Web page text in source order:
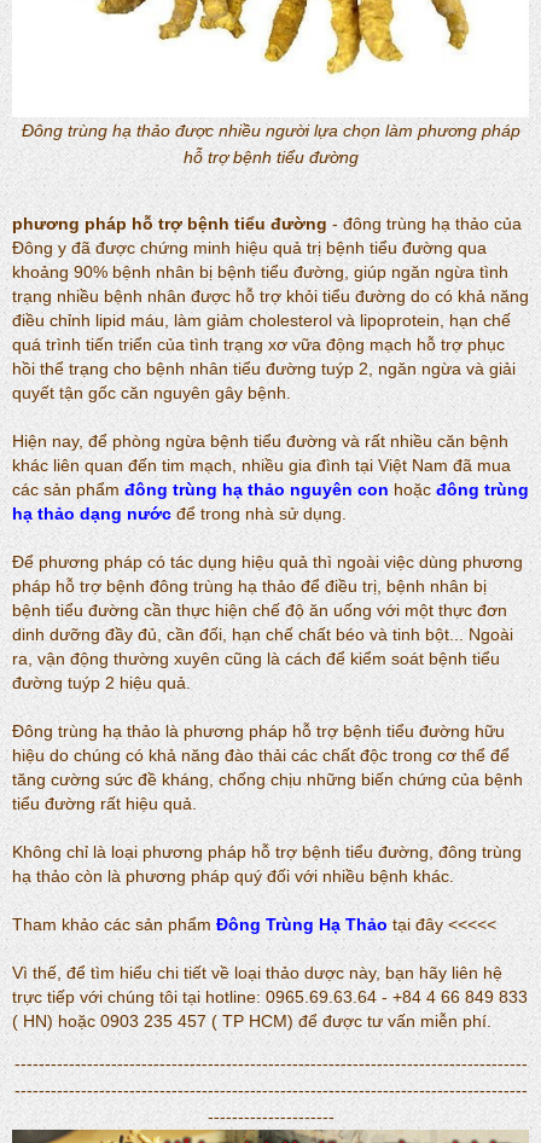
Đông trùng hạ thảo được nhiều người lựa chọn làm phương pháp
hỗ trợ bệnh tiểu đường
phương pháp hỗ trợ bệnh tiểu đường - đông trùng hạ thảo của
Đông y đã được chứng minh hiệu quả trị bệnh tiểu đường qua
khoảng 90% bệnh nhân bị bệnh tiểu đường, giúp ngăn ngừa tình
trạng nhiều bệnh nhân được hỗ trợ khỏi tiểu đường do có khả năng
điều chỉnh lipid máu, làm giảm cholesterol và lipoprotein, hạn chế
quá trình tiến triển của tình trạng xơ vữa động mạch hỗ trợ phục
hồi thể trạng cho bệnh nhân tiểu đường tuýp 2, ngăn ngừa và giải
quyết tận gốc căn nguyên gây bệnh.
Hiện nay, để phòng ngừa bệnh tiểu đường và rất nhiều căn bệnh
khác liên quan đến tim mạch, nhiều gia đình tại Việt Nam đã mua
các sản phẩm đông trùng hạ thảo nguyên con hoặc đông trùng
hạ thảo dạng nước để trong nhà sử dụng.
Để phương pháp có tác dụng hiệu quả thì ngoài việc dùng phương
pháp hỗ trợ bệnh đông trùng hạ thảo để điều trị, bệnh nhân bị
bệnh tiểu đường cần thực hiện chế độ ăn uống với một thực đơn
dinh dưỡng đầy đủ, cần đối, hạn chế chất béo và tinh bột... Ngoài
ra, vận động thường xuyên cũng là cách để kiểm soát bệnh tiểu
đường tuýp 2 hiệu quả.
Đông trùng hạ thảo là phương pháp hỗ trợ bệnh tiểu đường hữu
hiệu do chúng có khả năng đào thải các chất độc trong cơ thể để
tăng cường sức đề kháng, chống chịu những biến chứng của bệnh
tiểu đường rất hiệu quả.
Không chỉ là loại phương pháp hỗ trợ bệnh tiểu đường, đông trùng
hạ thảo còn là phương pháp quý đối với nhiều bệnh khác.
Tham khảo các sản phẩm Đông Trùng Hạ Thảo tại đây <<<<<
Vì thế, để tìm hiểu chi tiết về loại thảo dược này, bạn hãy liên hệ
trực tiếp với chúng tôi tại hotline: 0965.69.63.64 - +84 4 66 849 833
( HN) hoặc 0903 235 457 ( TP HCM) để được tư vấn miễn phí.
-------------------------------------------------------------------------------------
-------------------------------------------------------------------------------------
---------------------